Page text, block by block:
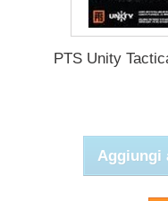
PTS Unity
Aggiungi